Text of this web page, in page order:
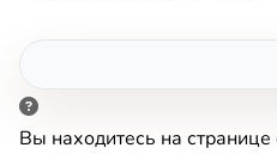
Вы находитесь на